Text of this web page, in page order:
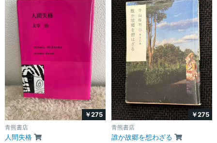
￥275
青熊書店
人間失格
￥275
青熊書店
誰か故郷を想わざる